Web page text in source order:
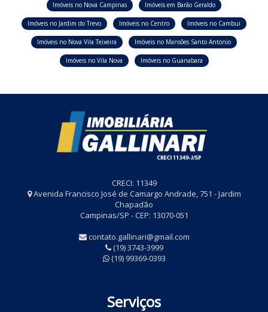
Imóveis no Nova Campinas Imóveis em Barão Geraldo
Imóveis no Jardim do Trevo Imóveis no Centro Imóveis no Cambui
Imóveis no Nova Vila Teixeira Imóveis no Mansões Santo Antonio
Imóveis no Vila Nova Imóveis no Guanabara
CRECI: 11349
Avenida Francisco José de Camargo Andrade, 751 - Jardim
Chapadão
Campinas/SP - CEP: 13070-051
contato.gallinari@gmail.com
(19) 3743-3999
(19) 99369-0393
Serviços